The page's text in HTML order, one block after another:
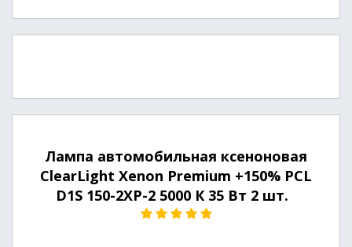
Лампа автомобильная ксеноновая
ClearLight Xenon Premium +150% PCL
D1S 150-2XP-2 5000 К 35 Вт 2 шт.